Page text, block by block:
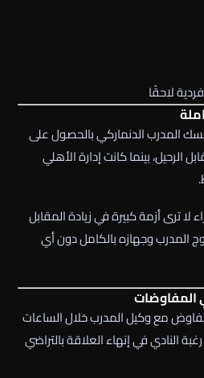
لاحقًا
المدرب الدنماركي بالحصول على
الرحيل، بينما كانت إدارة الأهلي
لا ترى أزمة كبيرة في زيادة المقابل
المدرب وجهازه بالكامل دون أي
المفاوضات
مع وكيل المدرب خلال الساعات
النادي في إنهاء العلاقة بالتراضي